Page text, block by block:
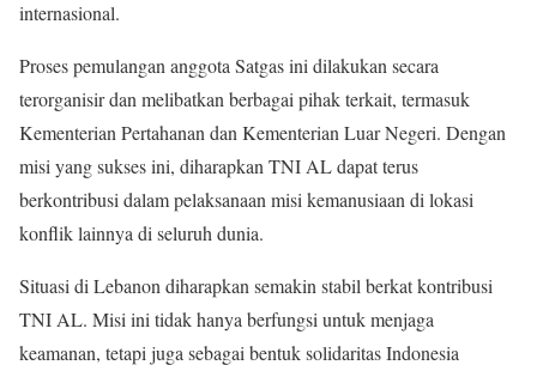
internasional.
Proses pemulangan anggota Satgas ini dilakukan secara
terorganisir dan melibatkan berbagai pihak terkait, termasuk
Kementerian Pertahanan dan Kementerian Luar Negeri. Dengan
misi yang sukses ini, diharapkan TNI AL dapat terus
berkontribusi dalam pelaksanaan misi kemanusiaan di lokasi
konflik lainnya di seluruh dunia.
Situasi di Lebanon diharapkan semakin stabil berkat kontribusi
TNI AL. Misi ini tidak hanya berfungsi untuk menjaga
keamanan, tetapi juga sebagai bentuk solidaritas Indonesia